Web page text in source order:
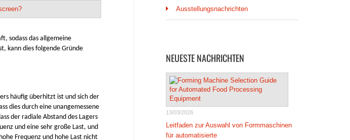
Ausstellungsnachrichten
NEUESTE NACHRICHTEN
13/03/2026
Leitfaden zur Auswahl von Formmaschinen
für automatisierte